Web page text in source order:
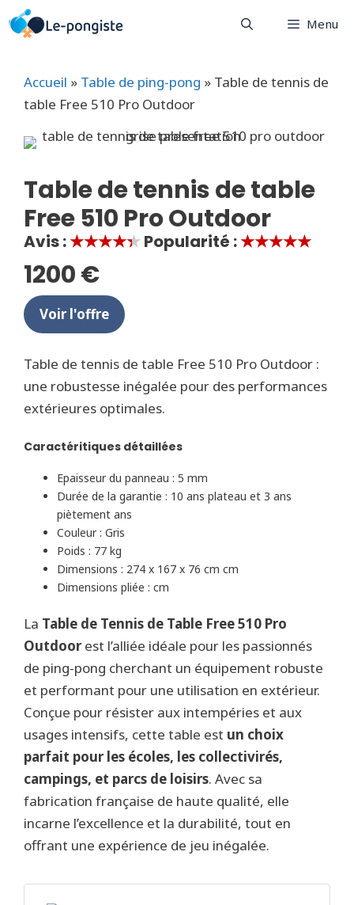
Aller
au
Menu
Accueil » Table de ping-pong » Table de tennis de
table Free 510 Pro Outdoor
Table de tennis de table
Free 510 Pro Outdoor
Avis :★★★★★Popularité :★★★★★
1200 €
Voir l'offre
Table de tennis de table Free 510 Pro Outdoor :
une robustesse inégalée pour des performances
extérieures optimales.
Caractéritiques détaillées
Epaisseur du panneau : 5 mm
Durée de la garantie : 10 ans plateau et 3 ans
piètement ans
Couleur : Gris
Poids : 77 kg
Dimensions : 274 x 167 x 76 cm cm
Dimensions pliée : cm
La Table de Tennis de Table Free 510 Pro
Outdoorest l’alliée idéale pour les passionnés
de ping-pong cherchant un équipement robuste
et performant pour une utilisation en extérieur.
Conçue pour résister aux intempéries et aux
usages intensifs, cette table est un choix
parfait pour les écoles, les collectivirés,
campings, et parcs de loisirs. Avec sa
fabrication française de haute qualité, elle
incarne l’excellence et la durabilité, tout en
offrant une expérience de jeu inégalée.